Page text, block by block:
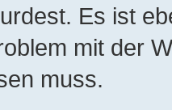
Es ist
mit der
muss.